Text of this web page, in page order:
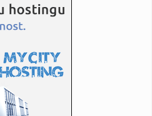
predsednika DS: Milivojević najavio
novca od posjetilaca bazena
na izlazu iz BiH: Gužve na više graničnih